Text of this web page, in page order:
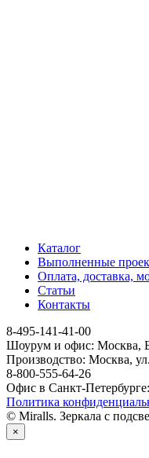
Каталог
Выполненные
Оплата, доставка,
Статьи
Контакты
8-495-141-41-00
Шоурум и офис: Москва,
Производство: Москва,
8-800-555-64-26
Офис в Санкт-
Политика
© Miralls. Зеркала с
×